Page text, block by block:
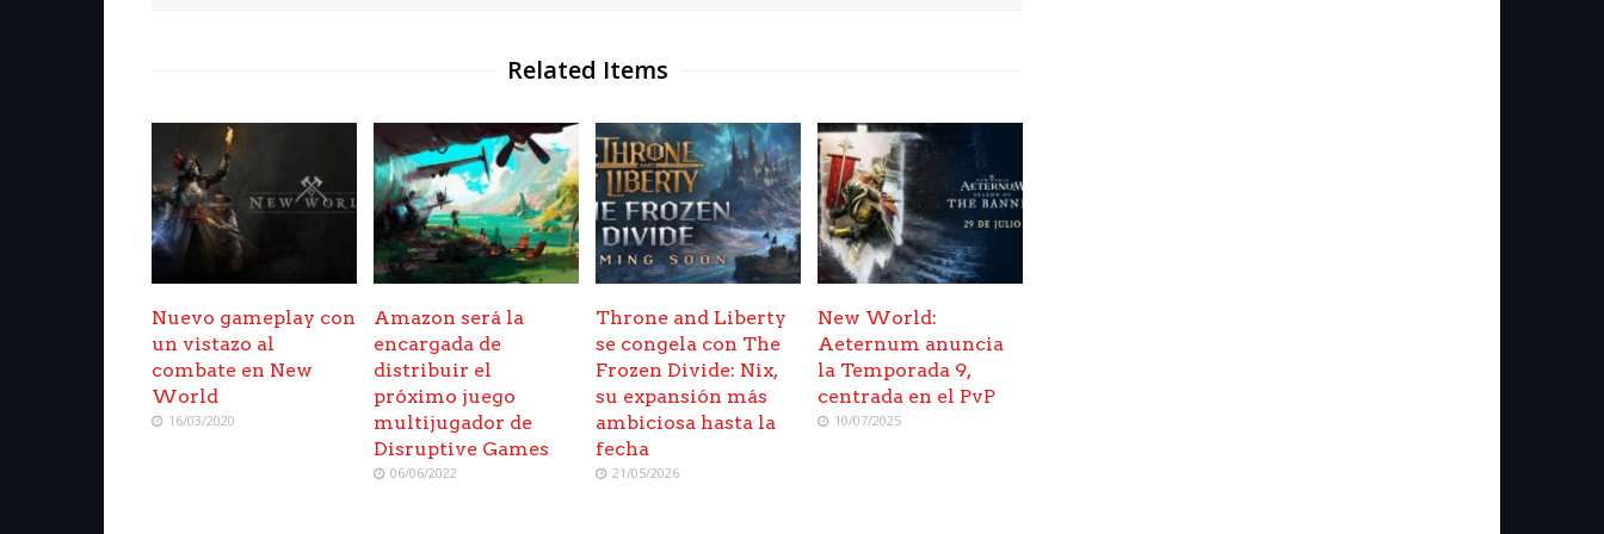
Related Items
Nuevo gameplay con
un vistazo al
combate en New
World
16/03/2020
Amazon será la
encargada de
distribuir el
próximo juego
multijugador de
Disruptive Games
06/06/2022
Throne and Liberty
se congela con The
Frozen Divide: Nix,
su expansión más
ambiciosa hasta la
fecha
21/05/2026
New World:
Aeternum anuncia
la Temporada 9,
centrada en el PvP
10/07/2025